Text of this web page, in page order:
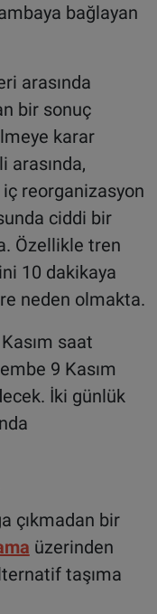
bağlayan
arasında
bir sonuç
karar
arasında,
reorganizasyon
ciddi bir
Özellikle tren
10 dakikaya
neden olmakta.
saat
9 Kasım
İki günlük
çıkmadan bir
üzerinden
taşıma